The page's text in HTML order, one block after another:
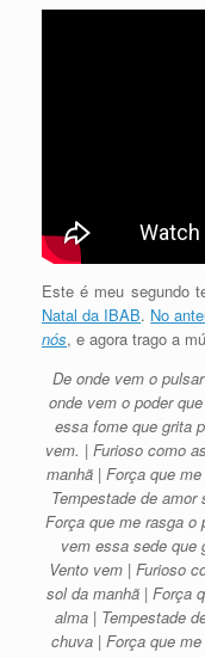
Este é meu segundo
Natal da IBAB. No
nós, e agora trago a
De onde vem o
onde vem o poder
essa fome que grita
vem. | Furioso como
manhã | Força que
Tempestade de
Força que me rasga o
vem essa sede que
Vento vem | Furioso
sol da manhã | Força
alma | Tempestade
chuva | Força que